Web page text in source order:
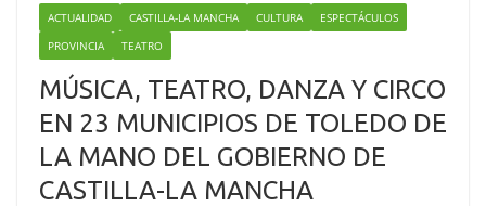
ACTUALIDAD CASTILLA-LA MANCHA CULTURA
ESPECTÁCULOS
PROVINCIA
TEATRO
MÚSICA, TEATRO, DANZA Y CIRCO
EN 23 MUNICIPIOS DE TOLEDO DE
LA MANO DEL GOBIERNO DE
CASTILLA-LA MANCHA